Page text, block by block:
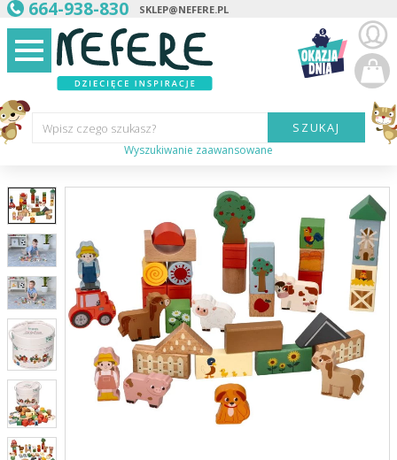
664-938-830 SKLEP@NEFERE.PL
Wpisz czego szukasz?
Kategoria:
Wiek
dziecka:
Płeć dziecka:
Cena od:
Cena do:
SZUKAJ
Wyszukiwanie zaawansowane